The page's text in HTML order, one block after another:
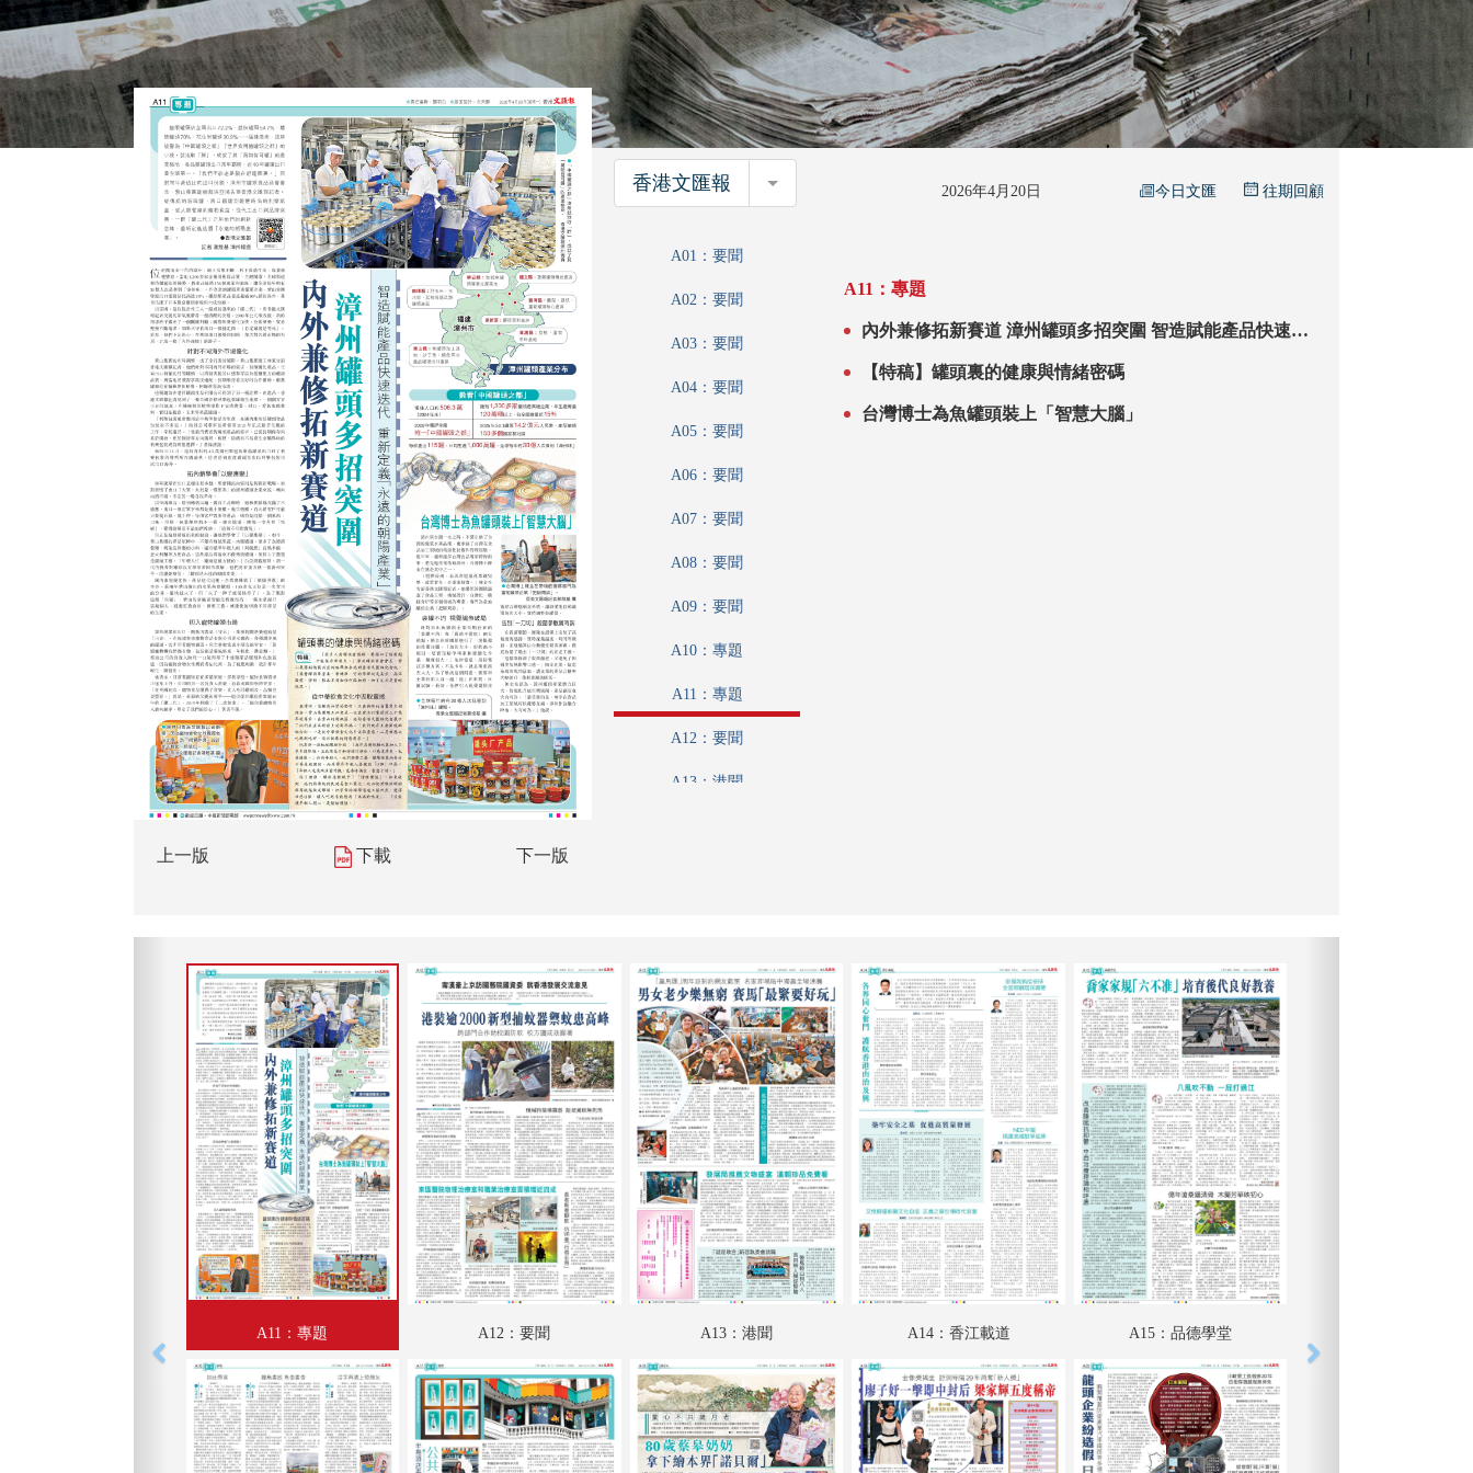
上一版 下載 下一版
香港文匯報 香港文匯報 2026年4月20日 今日文匯 往期回顧
A01：要聞
A02：要聞
A03：要聞
A04：要聞
A05：要聞
A06：要聞
A07：要聞
A08：要聞
A09：要聞
A10：專題
A11：專題
A12：要聞
A13：港聞
A18：讀書人
A19：娛樂
A20：專題
B01：財經
B02：投資理財
B03：娛樂
B04：體育
A11：專題
內外兼修拓新賽道 漳州罐頭多招突圍 智造賦能產品快速迭
【特稿】罐頭裏的健康與情緒密碼
台灣博士為魚罐頭裝上「智慧大腦」
A11：專題 A12：要聞 A13：港聞 A14：香江載道 A15：品德學堂